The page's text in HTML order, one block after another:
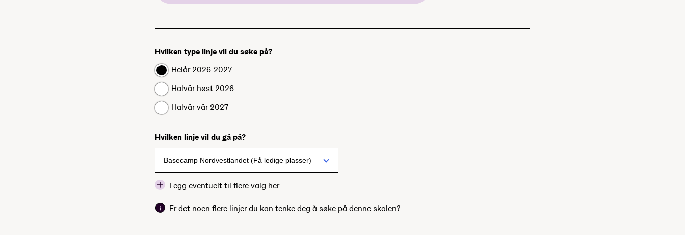
Hvilken type linje vil du søke på?
Helår 2026-2027
Halvår høst 2026
Halvår vår 2027
Hvilken linje vil du gå på?
Legg eventuelt til flere valg her
Er det noen flere linjer du kan tenke deg å søke på denne skolen?